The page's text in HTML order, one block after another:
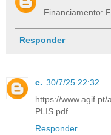
Financiamento:
Responder
c. 30/7/25 22:32
https://
PLIS.pdf
Responder